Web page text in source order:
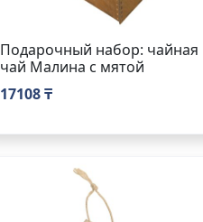
Подарочный набор: чайная
чай Малина с мятой
17108 ₸